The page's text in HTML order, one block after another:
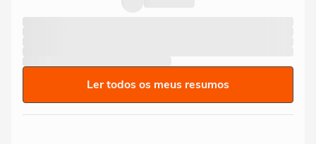
Ler todos os meus resumos